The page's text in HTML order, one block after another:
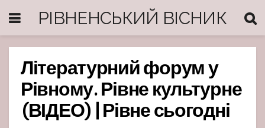
РІВНЕНСЬКИЙ ВІСНИК
Літературний форум у
Рівному. Рівне культурне
(ВІДЕО) | Рівне сьогодні